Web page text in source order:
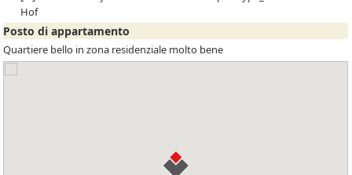
Hof
Posto di appartamento
Quartiere bello in zona residenziale molto bene